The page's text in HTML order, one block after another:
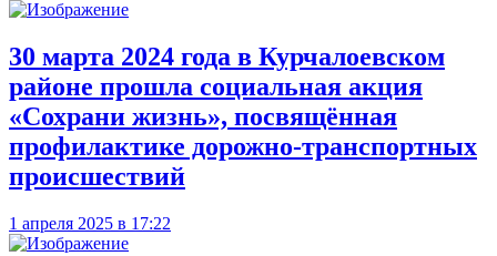
30 марта 2024 года в Курчалоевском
районе прошла социальная акция
«Сохрани жизнь», посвящённая
профилактике дорожно-транспортных
происшествий
1 апреля 2025 в 17:22